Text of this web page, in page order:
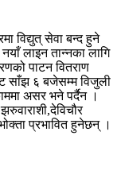
विद्युत् सेवा बन्द हुने
लाइन तान्नका लागि
पाटन वितराण
साँझ ६ बजेसम्म विजुली
असर भने पर्दैन ।
प्रभावित हुनेछन् ।